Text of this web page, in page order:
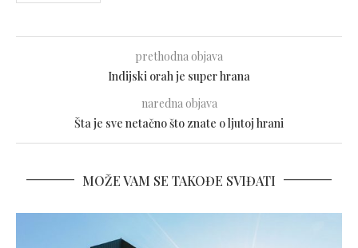
prethodna objava
Indijski orah je super hrana
naredna objava
Šta je sve netačno što znate o ljutoj hrani
MOŽE VAM SE TAKOĐE SVIĐATI